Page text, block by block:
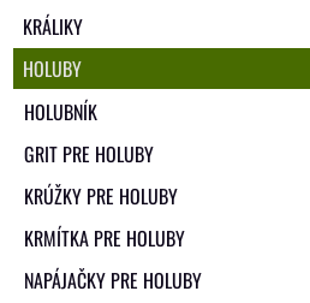
KRÁLIKY
HOLUBY
HOLUBNÍK
GRIT PRE HOLUBY
KRÚŽKY PRE HOLUBY
KRMÍTKA PRE HOLUBY
NAPÁJAČKY PRE HOLUBY